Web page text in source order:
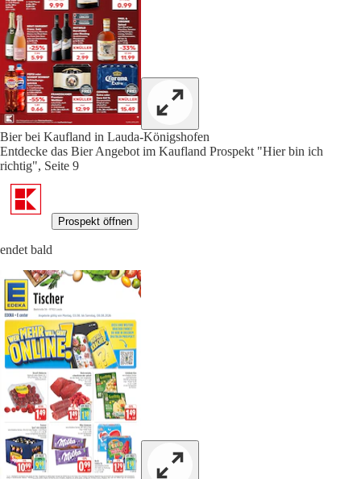
Bier bei Kaufland in Lauda-Königshofen
Entdecke das Bier Angebot im Kaufland Prospekt "Hier bin ich
richtig", Seite 9
Prospekt öffnen
endet bald